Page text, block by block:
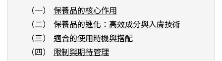
（一）
保養品的核心作用
（二）
保養品的進化：高效成分與入膚技術
（三）
適合的使用時機與搭配
（四）
限制與期待管理